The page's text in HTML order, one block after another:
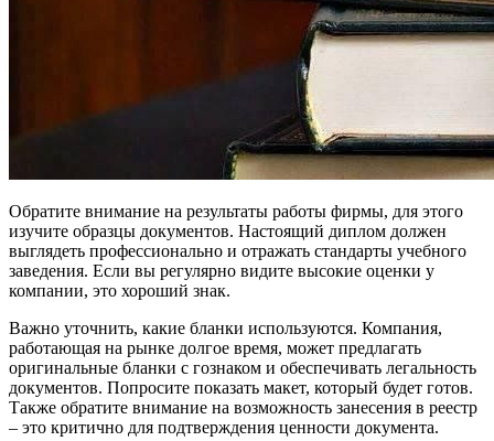
Обратите внимание на результаты работы фирмы, для этого
изучите образцы документов. Настоящий диплом должен
выглядеть профессионально и отражать стандарты учебного
заведения. Если вы регулярно видите высокие оценки у
компании, это хороший знак.
Важно уточнить, какие бланки используются. Компания,
работающая на рынке долгое время, может предлагать
оригинальные бланки с гознаком и обеспечивать легальность
документов. Попросите показать макет, который будет готов.
Также обратите внимание на возможность занесения в реестр
– это критично для подтверждения ценности документа.